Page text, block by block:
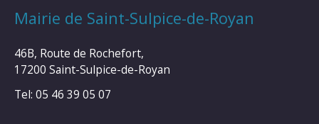
Mairie de Saint-Sulpice-de-Royan
46B, Route de Rochefort,
17200 Saint-Sulpice-de-Royan
Tel: 05 46 39 05 07